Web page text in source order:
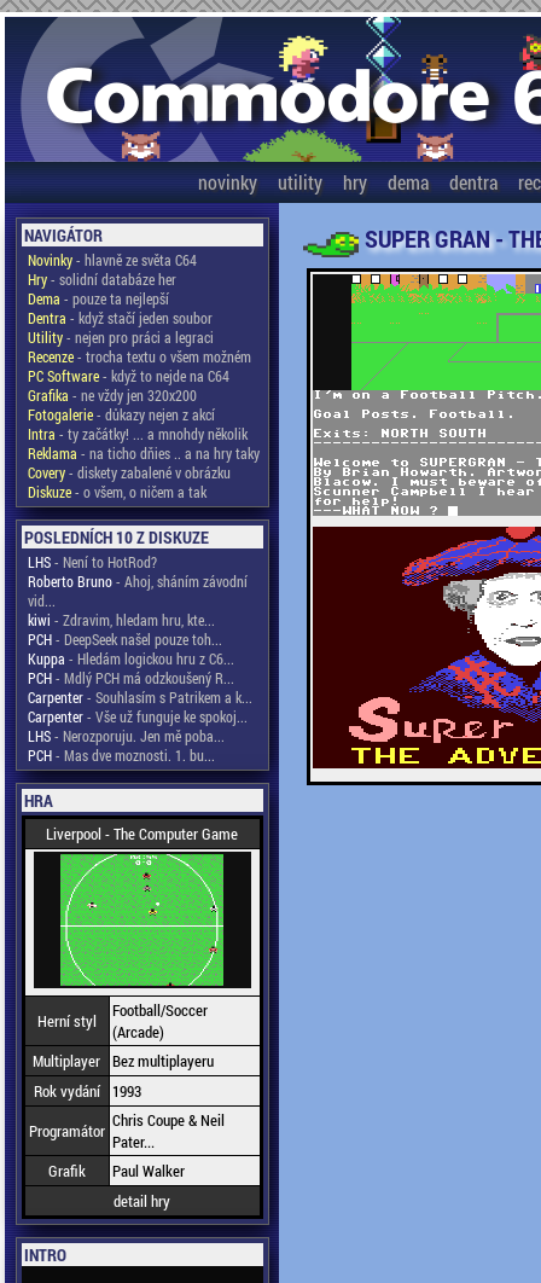
novinky utility hry dema dentra
NAVIGÁTOR
Novinky- hlavně ze světa C64
Hry- solidní databáze her
Dema - pouze ta nejlepší
Dentra - když stačí jeden soubor
Utility- nejen pro práci a legraci
Recenze- trocha textu o všem možném
PC Software- když to nejde na C64
Grafika - ne vždy jen 320x200
Fotogalerie- důkazy nejen z akcí
Intra - ty začátky! ... a mnohdy několik
Reklama - na ticho dňies .. a na hry taky
Covery- diskety zabalené v obrázku
Diskuze- o všem, o ničem a tak
POSLEDNÍCH 10 Z DISKUZE
LHS- Není to HotRod?
Roberto Bruno- Ahoj, sháním závodní
vid...
kiwi - Zdravim, hledam hru, kte...
PCH- DeepSeek našel pouze toh...
Kuppa - Hledám logickou hru z C6...
PCH- Mdlý PCH má odzkoušený R...
Carpenter- Souhlasím s Patrikem a k...
Carpenter- Vše už funguje ke spokoj...
LHS- Nerozporuju. Jen mě poba...
PCH- Mas dve moznosti. 1. bu...
HRA
Liverpool - The Computer Game
Herní styl
Football/Soccer
(Arcade)
Multiplayer Bez multiplayeru
Rok vydání
1993
Programátor Chris Coupe & Neil
Pater...
Grafik
Paul Walker
detail hry
INTRO
SUPER GRAN -